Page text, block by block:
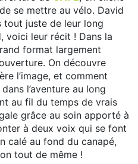
se mettre au vélo. David
tout juste de leur long
voici leur récit ! Dans la
format largement
On découvre
l’image, et comment
l’aventure au long
au fil du temps de vrais
grâce au soin apporté à
à deux voix qui se font
calé au fond du canapé,
tout de même !